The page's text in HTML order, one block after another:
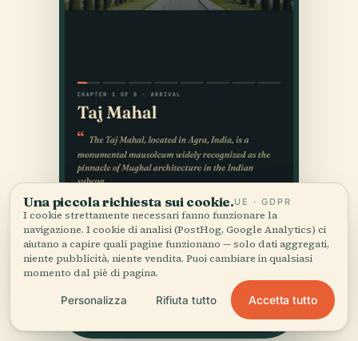
Una piccola richiesta sui cookie.UE · GDPR
I cookie strettamente necessari fanno funzionare la
navigazione. I cookie di analisi (PostHog, Google Analytics) ci
aiutano a capire quali pagine funzionano — solo dati aggregati,
niente pubblicità, niente vendita. Puoi cambiare in qualsiasi
momento dal piè di pagina.
Personalizza Rifiuta tutto Accetta tutto